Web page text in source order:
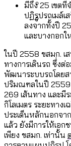
ลักษ
กรุงเ
ของ
สวนส
[ข้อมู
มีถึง 25 เขต
ปฏิรูปรถเมล์เ
ลงจากทั้งปี
และบางกอก
ในปี 2558 ขสมก. เ
ทางการเดินรถ ซึ่ง
พัฒนาระบบรถโดยส
ปริมณฑลในปี 2559
269 เส้นทาง และมี
กิโลเมตร ระยะทาง
ประเด็นหลักนอกจา
แล้ว ยังมีการให้เอก
เพียง ขสมก. เท่านั้น